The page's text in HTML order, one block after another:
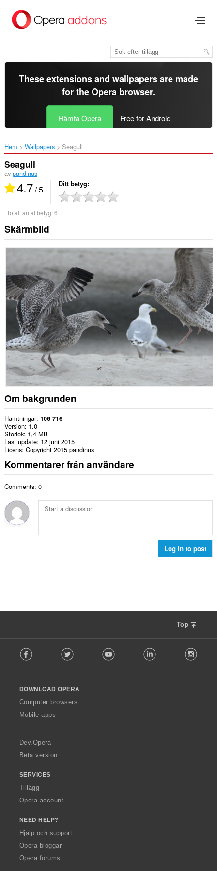
brödtexten
These extensions and wallpapers are made
for theOpera browser.
Hämta Opera Free for Android
Hem Wallpapers Seagull‎
Seagull
av pandinus
4.7/ 5 Ditt betyg
Totalt antal betyg:6
Skärmbild
Om bakgrunden
Hämtningar 106 716
Version 1.0
Storlek 1,4 MB
Last update 12 juni 2015
Licens Copyright 2015 pandinus
Kommentarer från användare
Comments: 0
Log in to post
Top
o
w
O
p
a
Facebook Twitter Youtube LinkedIn
DOWNLOAD OPERA
Computer browsers
Mobile apps
Dev.Opera
Beta version
SERVICES
Tillägg
Opera account
NEED HELP?
Hjälp och support
Opera-bloggar
Opera forums